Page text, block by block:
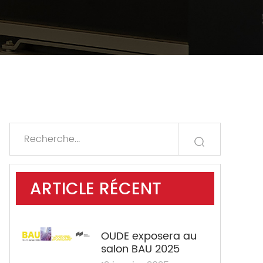
ARTICLE RÉCENT
OUDE exposera au
salon BAU 2025